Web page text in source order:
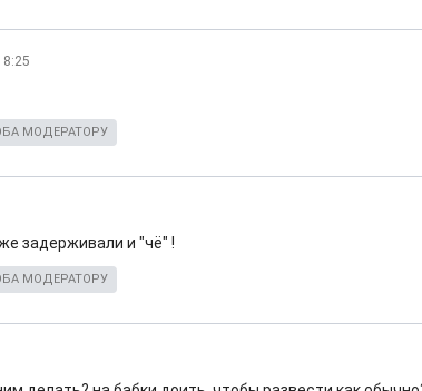
МОДЕРАТОРУ
задерживали и "чё" !
МОДЕРАТОРУ